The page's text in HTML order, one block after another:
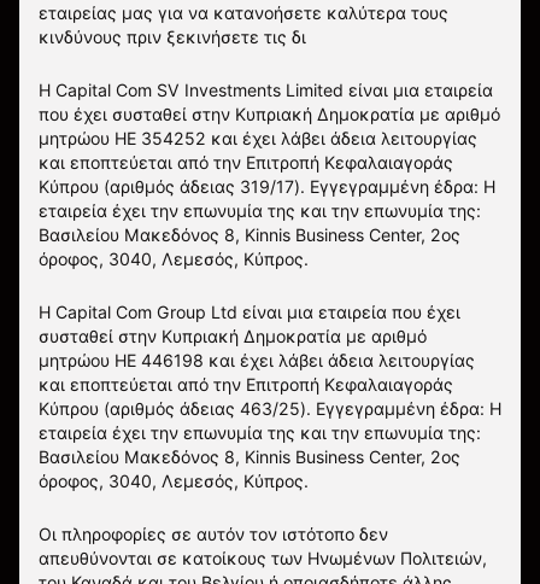
εταιρείας μας για να κατανοήσετε καλύτερα τους
κινδύνους πριν ξεκινήσετε τις δι
Η Capital Com SV Investments Limited είναι μια εταιρεία
που έχει συσταθεί στην Κυπριακή Δημοκρατία με αριθμό
μητρώου HE 354252 και έχει λάβει άδεια λειτουργίας
και εποπτεύεται από την Επιτροπή Κεφαλαιαγοράς
Κύπρου (αριθμός άδειας 319/17). Εγγεγραμμένη έδρα: Η
εταιρεία έχει την επωνυμία της και την επωνυμία της:
Βασιλείου Μακεδόνος 8, Kinnis Business Center, 2ος
όροφος, 3040, Λεμεσός, Κύπρος.
Η Capital Com Group Ltd είναι μια εταιρεία που έχει
συσταθεί στην Κυπριακή Δημοκρατία με αριθμό
μητρώου ΗΕ 446198 και έχει λάβει άδεια λειτουργίας
και εποπτεύεται από την Επιτροπή Κεφαλαιαγοράς
Κύπρου (αριθμός άδειας 463/25). Εγγεγραμμένη έδρα: Η
εταιρεία έχει την επωνυμία της και την επωνυμία της:
Βασιλείου Μακεδόνος 8, Kinnis Business Center, 2ος
όροφος, 3040, Λεμεσός, Κύπρος.
Οι πληροφορίες σε αυτόν τον ιστότοπο δεν
απευθύνονται σε κατοίκους των Ηνωμένων Πολιτειών,